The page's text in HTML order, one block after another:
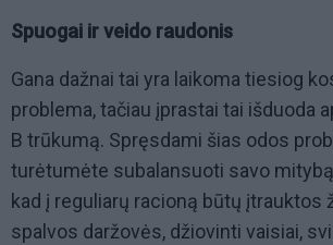
Spuogai ir veido raudonis
Gana dažnai tai yra laikoma tiesiog
problema, tačiau įprastai tai išduoda
B trūkumą. Spręsdami šias odos
turėtumėte subalansuoti savo
kad į reguliarų racioną būtų įtrauktos
spalvos daržovės, džiovinti vaisiai,